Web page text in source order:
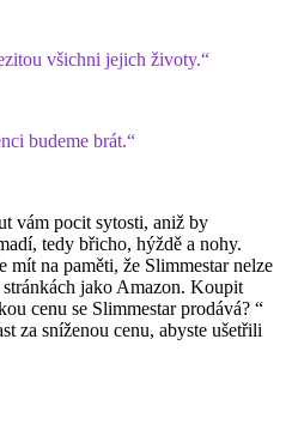
všichni jejich životy.“
budeme brát.“
vám pocit sytosti, aniž by
tedy břicho, hýždě a nohy.
na paměti, že Slimmestar nelze
jako Amazon. Koupit
cenu se Slimmestar prodává? “
za sníženou cenu, abyste ušetřili